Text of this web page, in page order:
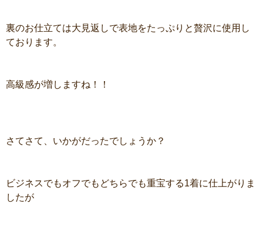
裏のお仕立ては大見返しで表地をたっぷりと贅沢に使用し
ております。
高級感が増しますね！！
さてさて、いかがだったでしょうか？
ビジネスでもオフでもどちらでも重宝する1着に仕上がりま
したが